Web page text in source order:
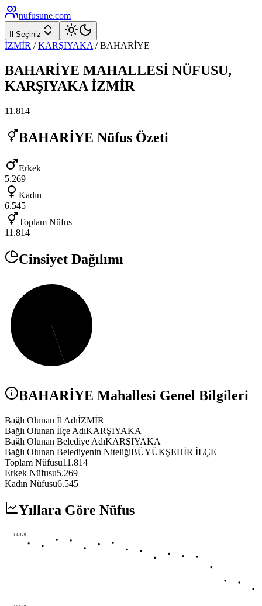
nufusune.com
İl Seçiniz
İZMİR / KARŞIYAKA /BAHARİYE
BAHARİYE MAHALLESİ NÜFUSU,
KARŞIYAKA İZMİR
11.814
BAHARİYE Nüfus Özeti
Erkek
5.269
Kadın
6.545
Toplam Nüfus
11.814
Cinsiyet Dağılımı
BAHARİYE Mahallesi Genel Bilgileri
Bağlı Olunan İl AdıİZMİR
Bağlı Olunan İlçe AdıKARŞIYAKA
Bağlı Olunan Belediye AdıKARŞIYAKA
Bağlı Olunan Belediyenin NiteliğiBÜYÜKŞEHİR İLÇE
Toplam Nüfusu11.814
Erkek Nüfusu5.269
Kadın Nüfusu6.545
Yıllara Göre Nüfus
13.420